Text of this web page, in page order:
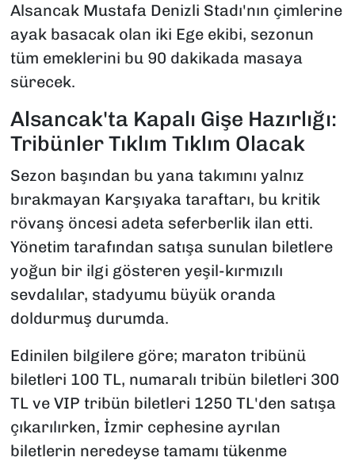
Alsancak Mustafa Denizli Stadı'nın çimlerine
ayak basacak olan iki Ege ekibi, sezonun
tüm emeklerini bu 90 dakikada masaya
sürecek.
Alsancak'ta Kapalı Gişe Hazırlığı:
Tribünler Tıklım Tıklım Olacak
Sezon başından bu yana takımını yalnız
bırakmayan Karşıyaka taraftarı, bu kritik
rövanş öncesi adeta seferberlik ilan etti.
Yönetim tarafından satışa sunulan biletlere
yoğun bir ilgi gösteren yeşil-kırmızılı
sevdalılar, stadyumu büyük oranda
doldurmuş durumda.
Edinilen bilgilere göre; maraton tribünü
biletleri 100 TL, numaralı tribün biletleri 300
TL ve VIP tribün biletleri 1250 TL'den satışa
çıkarılırken, İzmir cephesine ayrılan
biletlerin neredeyse tamamı tükenme